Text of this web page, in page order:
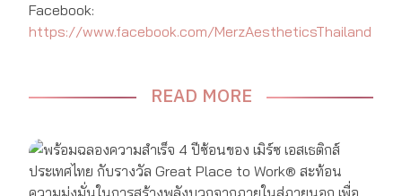
Facebook:
https://www.facebook.com/MerzAestheticsThailand
READ MORE